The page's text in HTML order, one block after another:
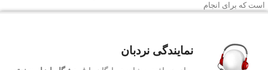
است که برای انجام
نمایندگی نردبان